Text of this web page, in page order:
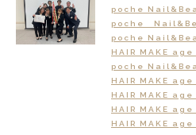
poche
poche
poche
HAIR MAKE age
poche
HAIR MAKE age
HAIR MAKE age
HAIR MAKE age
HAIR MAKE age